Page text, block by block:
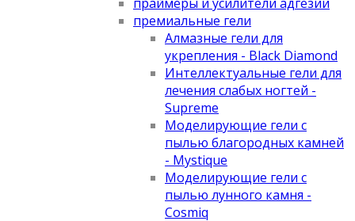
премиальные гели
Алмазные гели для
укрепления - Black Diamond
Интеллектуальные гели для
лечения слабых ногтей -
Supreme
Моделирующие гели с
пылью благородных камней
- Mystique
Моделирующие гели с
пылью лунного камня -
Cosmiq